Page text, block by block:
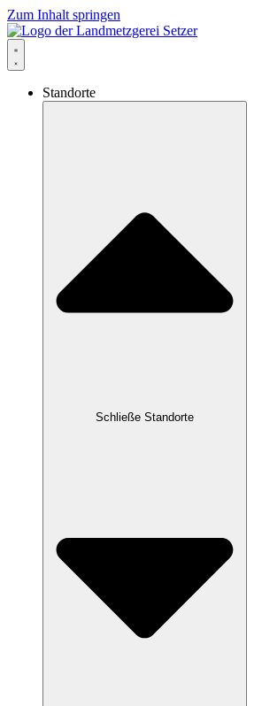
Zum Inhalt springen
Standorte
Schließe Standorte